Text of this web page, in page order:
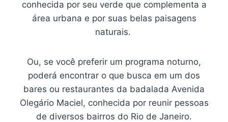
conhecida por seu verde que complementa a
área urbana e por suas belas paisagens
naturais.
Ou, se você preferir um programa noturno,
poderá encontrar o que busca em um dos
bares ou restaurantes da badalada Avenida
Olegário Maciel, conhecida por reunir pessoas
de diversos bairros do Rio de Janeiro.